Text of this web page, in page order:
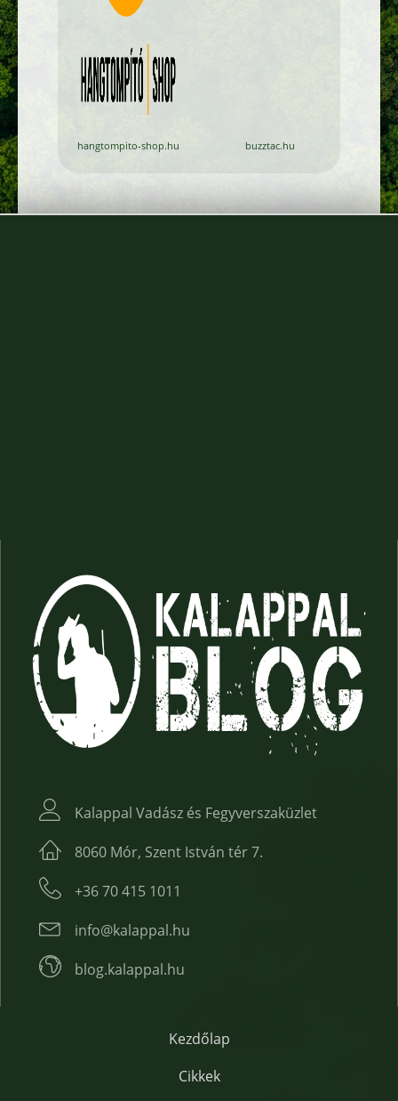
hangtompito-shop.hu buzztac.hu
Kalappal Vadász és Fegyverszaküzlet
8060 Mór, Szent István tér 7.
+36 70 415 1011
info@kalappal.hu
blog.kalappal.hu
Kezdőlap
Cikkek